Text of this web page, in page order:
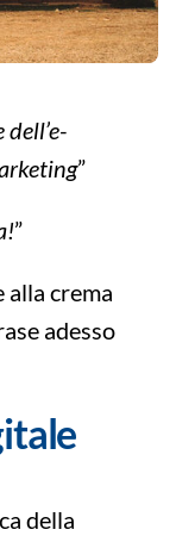
”
”
alla crema
adesso
della